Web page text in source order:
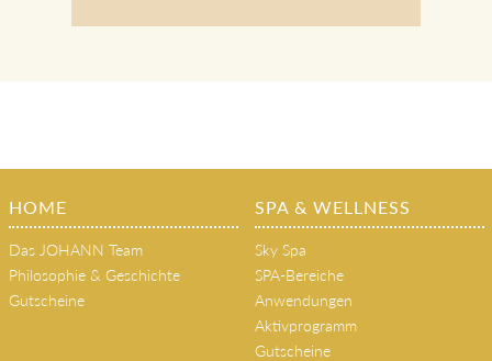
HOME
Das JOHANN Team
Philosophie & Geschichte
Gutscheine
SPA & WELLNESS
Sky Spa
SPA-Bereiche
Anwendungen
Aktivprogramm
Gutscheine